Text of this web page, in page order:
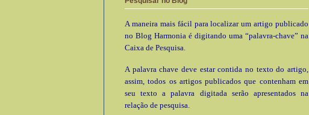
A maneira mais fácil para localizar um artigo publicado
no Blog Harmonia é digitando uma “palavra-chave” na
Caixa de Pesquisa.
A palavra chave deve estar contida no texto do artigo,
assim, todos os artigos publicados que contenham em
seu texto a palavra digitada serão apresentados na
relação de pesquisa.